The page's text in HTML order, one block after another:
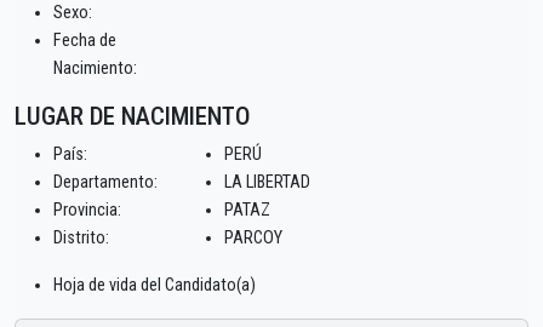
Sexo:
Fecha de
Nacimiento:
LUGAR DE NACIMIENTO
País:
Departamento:
Provincia:
Distrito:
PERÚ
LA LIBERTAD
PATAZ
PARCOY
Hoja de vida del Candidato(a)